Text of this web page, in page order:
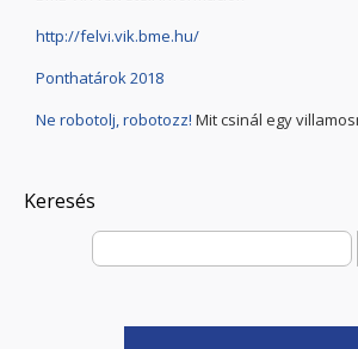
http://felvi.vik.bme.hu/
Ponthatárok 2018
Ne robotolj, robotozz! Mit csinál egy
Keresés